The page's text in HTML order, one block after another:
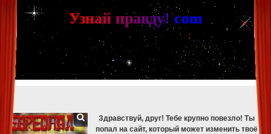
[phpBB Debug] PHP Warning : in file [ROOT]/phpbb/db/driver/mysqli.php
mysqli_fetch_assoc(): Couldn't fetch mysqli_result
[phpBB Debug] PHP Warning: in file[ROOT]/phpbb/db/driver/mysqli.php 329
mysqli_free_result(): Couldn't fetch mysqli_result
[phpBB Debug] PHP Warning
[ROOT]/phpbb/db/driver/mysqli.php on line 265
mysqli_fetch_assoc(): Couldn't fetch mysqli_result
[phpBB Debug] PHP Warning
: in file [ROOT]/phpbb/db/driver/mysqli.php on line329
mysqli_free_result(): Couldn't fetch mysqli_result
[phpBB Debug] PHP Warning: in file [ROOT]/phpbb/db/driver/mysqli.php on line 265
mysqli_fetch_assoc(): Couldn't fetch mysqli_result
[phpBB Debug] PHP Warning
[ROOT]/phpbb/db/driver/mysqli.php on line329:
mysqli_free_result(): Couldn't fetch mysqli_result
Узнай правду! com
Здравствуй, друг! Тебе крупно повезло! Ты
попал на сайт, который может изменить твоё